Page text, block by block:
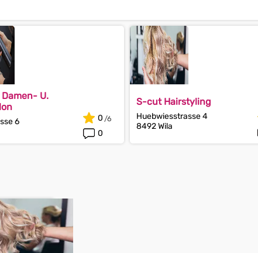
U.
6
0
0
S-cut Hairstyling
Huebwiesstrasse 4
8492 Wila